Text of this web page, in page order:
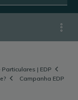
| EDP
Campanha EDP